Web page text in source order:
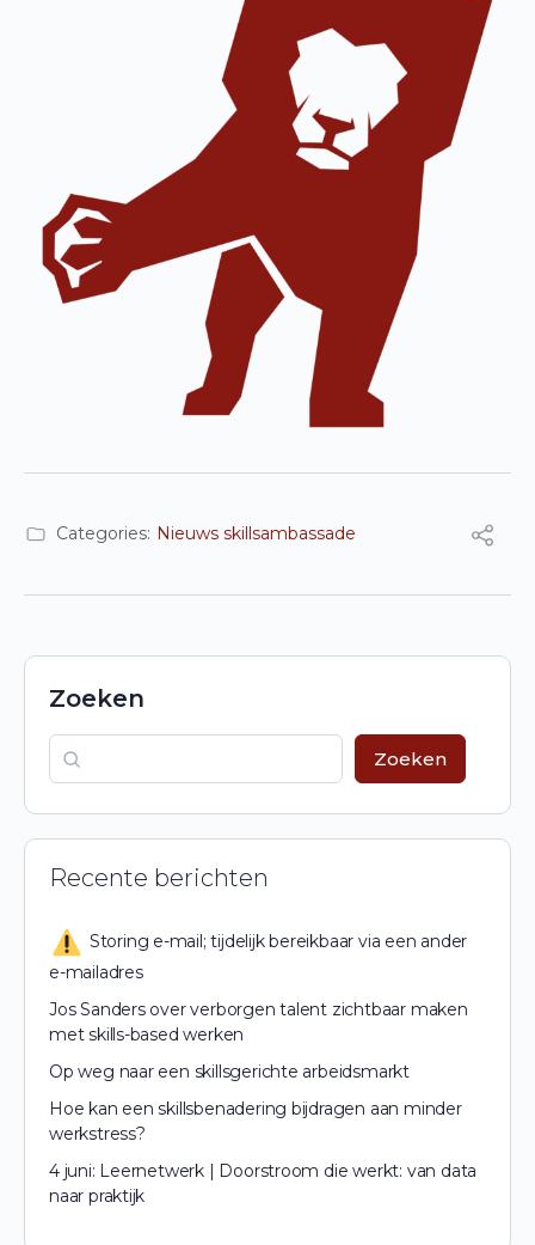
Categories: Nieuws skillsambassade
Zoeken
Zoeken
Recente berichten
Storing e-mail; tijdelijk bereikbaar via een ander
e-mailadres
Jos Sanders over verborgen talent zichtbaar maken
met skills-based werken
Op weg naar een skillsgerichte arbeidsmarkt
Hoe kan een skillsbenadering bijdragen aan minder
werkstress?
4 juni: Leernetwerk | Doorstroom die werkt: van data
naar praktijk